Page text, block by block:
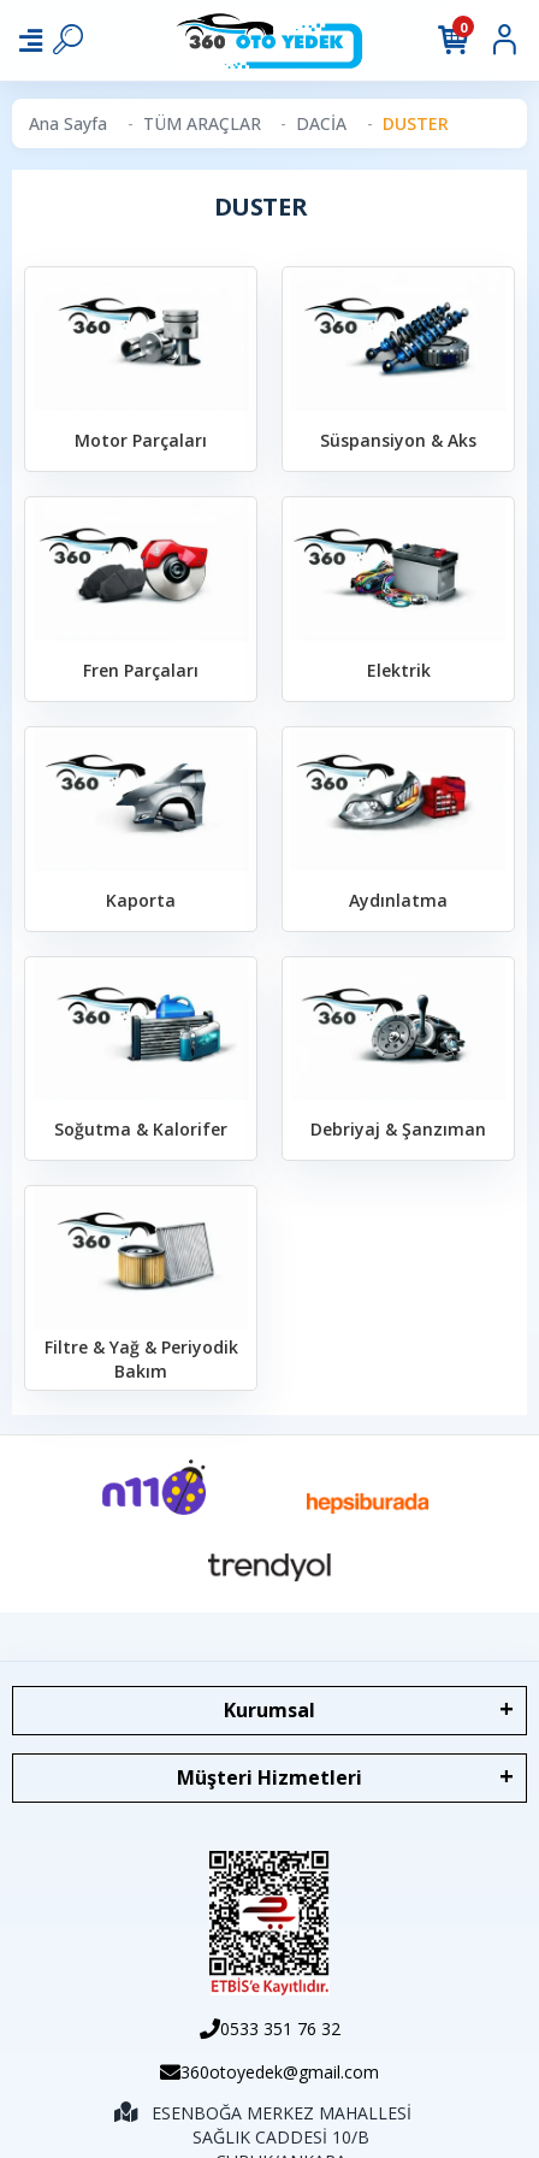
0
Ana Sayfa TÜM ARAÇLAR DACİA DUSTER
DUSTER
Motor Parçaları Süspansiyon & Aks
Fren Parçaları Elektrik
Kaporta Aydınlatma
Soğutma & Kalorifer Debriyaj & Şanzıman
Filtre & Yağ & Periyodik
Bakım
Kurumsal
Müşteri Hizmetleri
0533 351 76 32
360otoyedek@gmail.com
ESENBOĞA MERKEZ MAHALLESİ
SAĞLIK CADDESİ 10/B